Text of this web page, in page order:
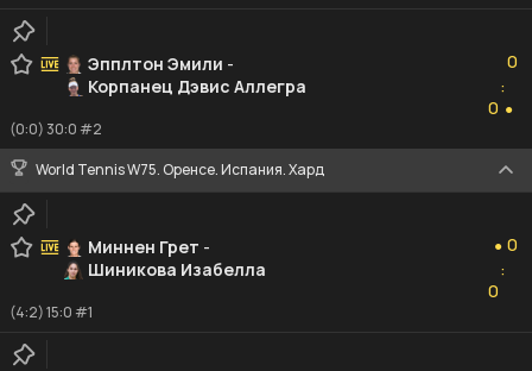
Эпплтон Эмили -
Корпанец Дэвис Аллегра
0
:
0 ●
(0:0) 30:0 #2
World Tennis W75. Оренсе. Испания. Хард
Миннен Грет -
Шиникова Изабелла
● 0
:
0
(4:2) 15:0 #1